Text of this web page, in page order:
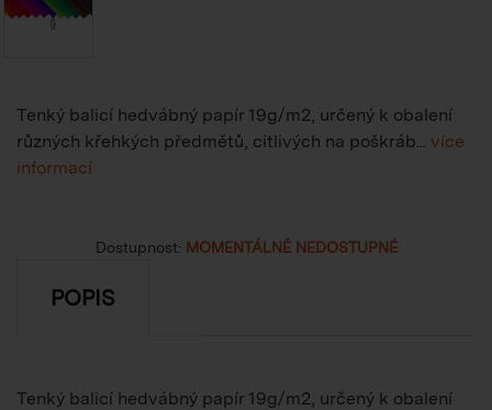
Tenký balicí hedvábný papír 19g/m2, určený k obalení
různých křehkých předmětů, citlivých na poškráb... více
informací
Dostupnost: MOMENTÁLNĚ NEDOSTUPNÉ
POPIS
Tenký balicí hedvábný papír 19g/m2, určený k obalení